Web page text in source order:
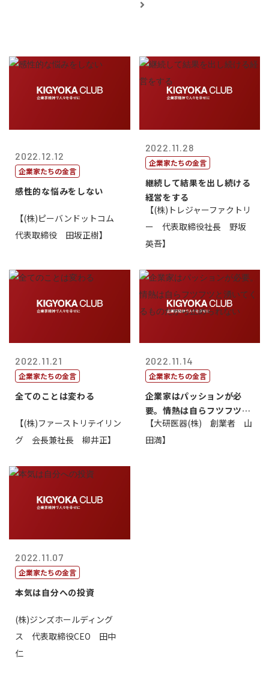
2022.12.12
企業家たちの金言
感性的な悩みをしない
【(株)ピーバンドットコム
代表取締役 田坂正樹】
2022.11.28
企業家たちの金言
継続して結果を出し続ける
経営をする
【(株)トレジャーファクトリ
ー 代表取締役社長 野坂
英吾】
2022.11.21
企業家たちの金言
全てのことは変わる
【(株)ファーストリテイリン
グ 会長兼社長 柳井正】
2022.11.14
企業家たちの金言
企業家はパッションが必
要。情熱は自らフツフツと
湧いてくるもの...
【大研医器(株) 創業者 山
田満】
2022.11.07
企業家たちの金言
本気は自分への投資
(株)ジンズホールディング
ス 代表取締役CEO 田中
仁